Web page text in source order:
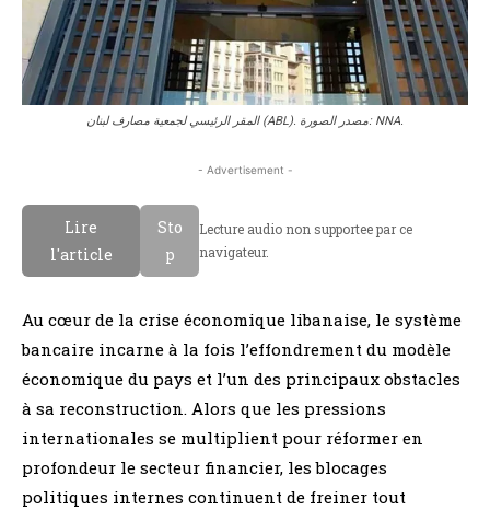
المقر الرئيسي لجمعية مصارف لبنان (ABL). مصدر الصورة: NNA.
- Advertisement -
Lire
l'article
Sto
p
Lecture audio non supportee par ce
navigateur.
Au cœur de la crise économique libanaise, le système
bancaire incarne à la fois l’effondrement du modèle
économique du pays et l’un des principaux obstacles
à sa reconstruction. Alors que les pressions
internationales se multiplient pour réformer en
profondeur le secteur financier, les blocages
politiques internes continuent de freiner tout